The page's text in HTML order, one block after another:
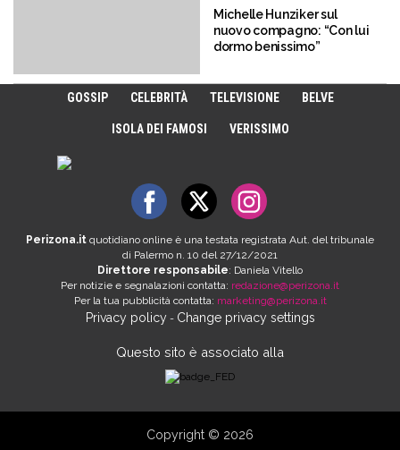
Michelle Hunziker sul
nuovo compagno: “Con lui
dormo benissimo”
GOSSIP CELEBRITÀ TELEVISIONE BELVE
ISOLA DEI FAMOSI VERISSIMO
Perizona.it quotidiano online è una testata registrata Aut. del tribunale
di Palermo n. 10 del 27/12/2021
Direttore responsabile: Daniela Vitello
Per notizie e segnalazioni contatta: redazione@perizona.it
Per la tua pubblicità contatta: marketing@perizona.it
Privacy policy- Change privacy settings
Questo sito è associato alla
Copyright © 2026